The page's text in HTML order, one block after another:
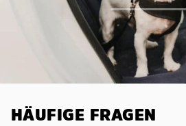
HÄUFIGE FRAGEN